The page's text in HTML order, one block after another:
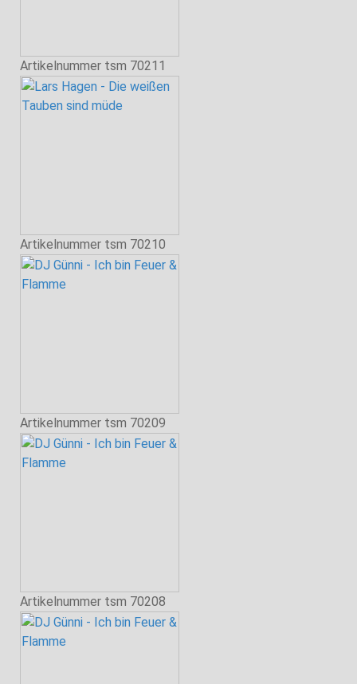
Artikelnummer tsm 70211
Artikelnummer tsm 70210
Artikelnummer tsm 70209
Artikelnummer tsm 70208